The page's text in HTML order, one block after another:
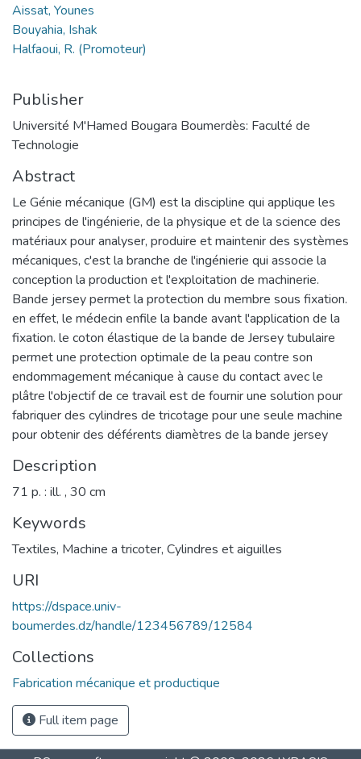
Aissat, Younes
Bouyahia, Ishak
Halfaoui, R. (Promoteur)
Publisher
Université M'Hamed Bougara Boumerdès: Faculté de
Technologie
Abstract
Le Génie mécanique (GM) est la discipline qui applique les
principes de l'ingénierie, de la physique et de la science des
matériaux pour analyser, produire et maintenir des systèmes
mécaniques, c'est la branche de l'ingénierie qui associe la
conception la production et l'exploitation de machinerie.
Bande jersey permet la protection du membre sous fixation.
en effet, le médecin enfile la bande avant l'application de la
fixation. le coton élastique de la bande de Jersey tubulaire
permet une protection optimale de la peau contre son
endommagement mécanique à cause du contact avec le
plâtre l'objectif de ce travail est de fournir une solution pour
fabriquer des cylindres de tricotage pour une seule machine
pour obtenir des déférents diamètres de la bande jersey
Description
71 p. : ill. , 30 cm
Keywords
Textiles, Machine a tricoter, Cylindres et aiguilles
URI
https://dspace.univ-
boumerdes.dz/handle/123456789/12584
Collections
Fabrication mécanique et productique
Full item page